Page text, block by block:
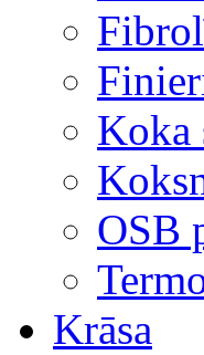
Koka
OSB
Krāsa